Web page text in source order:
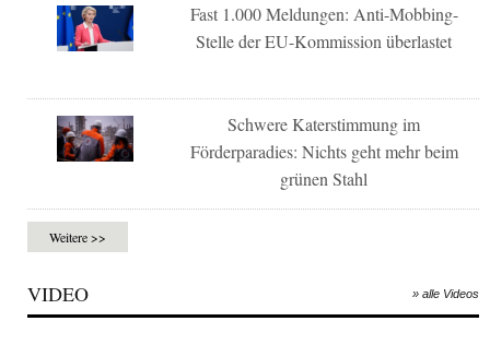
Fast 1.000 Meldungen: Anti-Mobbing-
Stelle der EU-Kommission überlastet
Schwere Katerstimmung im
Förderparadies: Nichts geht mehr beim
grünen Stahl
Weitere >>
VIDEO » alle Videos